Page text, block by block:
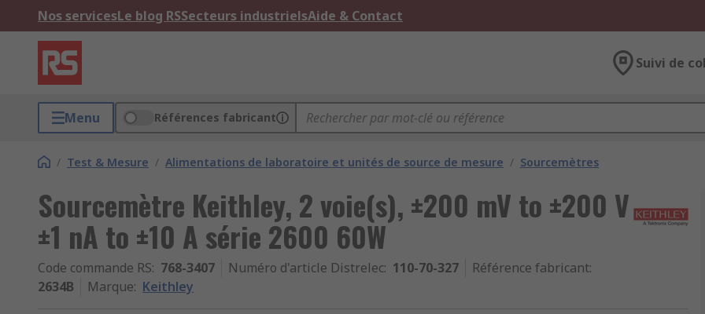
Nos servicesLe blog RSSecteurs industrielsAide & Contact
Suivi de
Menu Références fabricant
/ Test & Mesure / Alimentations de laboratoire et unités de source de mesure / Sourcemètres
Sourcemètre Keithley, 2 voie(s), ±200 mV to ±200 V
±1 nA to ±10 A série 2600 60W
Code commande RS: 768-3407 Numéro d'article Distrelec: 110-70-327 Référence fabricant:
2634B
Marque: Keithley